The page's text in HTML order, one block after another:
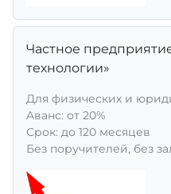
Частное
технологии»
Для физических и
Aванс: от 20%
Срок: до 120 месяцев
Без поручителей, без